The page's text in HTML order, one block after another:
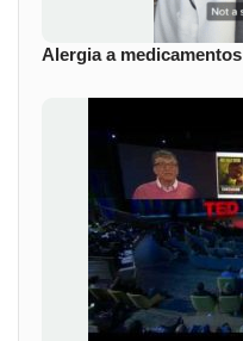
Alergia a medicamentos